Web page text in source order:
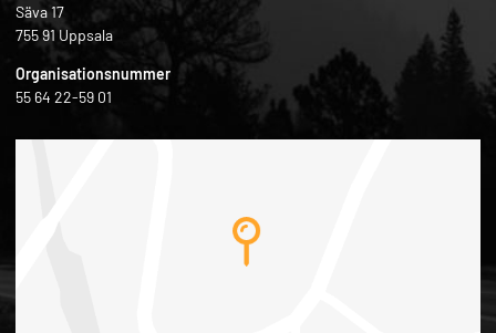
Säva 17
755 91 Uppsala
Organisationsnummer
55 64 22-59 01